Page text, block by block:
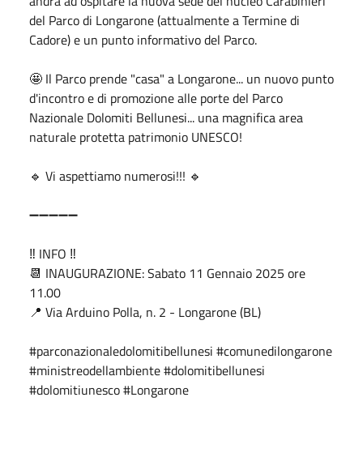
del Parco di Longarone (attualmente a Termine di
Cadore) e un punto informativo del Parco.
🤩 Il Parco prende "casa" a Longarone... un nuovo punto
d'incontro e di promozione alle porte del Parco
Nazionale Dolomiti Bellunesi... una magnifica area
naturale protetta patrimonio UNESCO!
🔹 Vi aspettiamo numerosi!!! 🔹
➖➖➖➖➖
‼️ INFO ‼️
📆 INAUGURAZIONE: Sabato 11 Gennaio 2025 ore
11.00
📍 Via Arduino Polla, n. 2 - Longarone (BL)
#parconazionaledolomitibellunesi #comunedilongarone
#ministreodellambiente #dolomitibellunesi
#dolomitiunesco #Longarone